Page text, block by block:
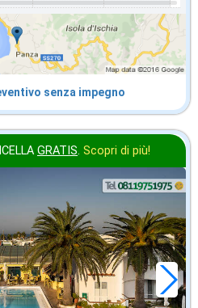
senza impegno
GRATIS. Scopri di più!